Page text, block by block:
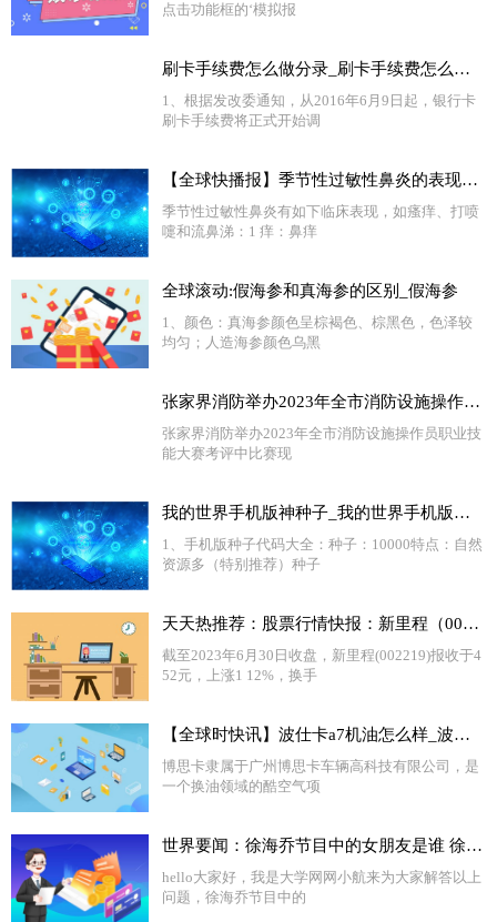
点击功能框的‘模拟报
刷卡手续费怎么做分录_刷卡手续费怎么算|环球热闻
1、根据发改委通知，从2016年6月9日起，银行卡
刷卡手续费将正式开始调
【全球快播报】季节性过敏性鼻炎的表现有哪些_季节性过敏性鼻炎的表现
季节性过敏性鼻炎有如下临床表现，如瘙痒、打喷
嚏和流鼻涕：1 痒：鼻痒
全球滚动:假海参和真海参的区别_假海参
1、颜色：真海参颜色呈棕褐色、棕黑色，色泽较
均匀；人造海参颜色乌黑
张家界消防举办2023年全市消防设施操作员职业技能大赛 天天视点
张家界消防举办2023年全市消防设施操作员职业技
能大赛考评中比赛现
我的世界手机版神种子_我的世界手机版种子 天天短讯
1、手机版种子代码大全：种子：10000特点：自然
资源多（特别推荐）种子
天天热推荐：股票行情快报：新里程（002219）6月30日主力资金净卖出670.50万元
截至2023年6月30日收盘，新里程(002219)报收于4
52元，上涨1 12%，换手
【全球时快讯】波仕卡a7机油怎么样_波仕卡机油质量怎么样
博思卡隶属于广州博思卡车辆高科技有限公司，是
一个换油领域的酷空气项
世界要闻：徐海乔节目中的女朋友是谁 徐海乔前女友是谁猜测
hello大家好，我是大学网网小航来为大家解答以上
问题，徐海乔节目中的